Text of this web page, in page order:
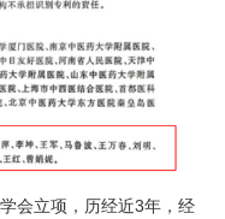
会立项，历经近3年，经